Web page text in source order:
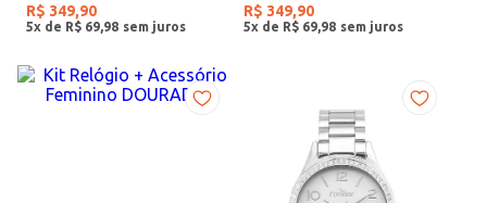
R$ 349,90
5x de R$ 69 98
R$ 349,90
5x de R$ 69 98